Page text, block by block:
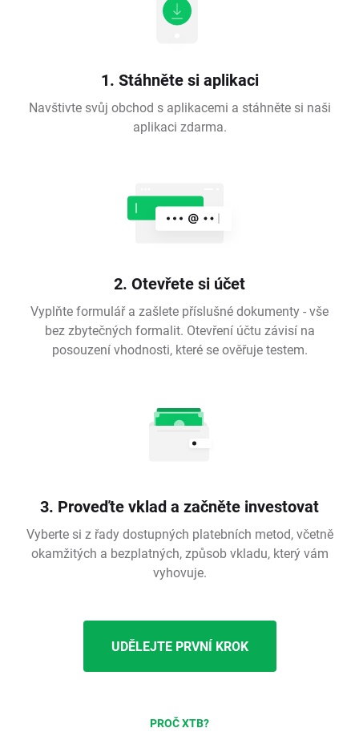
1. Stáhněte si aplikaci
Navštivte svůj obchod s aplikacemi a stáhněte si naši
aplikaci zdarma.
2. Otevřete si účet
Vyplňte formulář a zašlete příslušné dokumenty - vše
bez zbytečných formalit. Otevření účtu závisí na
posouzení vhodnosti, které se ověřuje testem.
3. Proveďte vklad a začněte investovat
Vyberte si z řady dostupných platebních metod, včetně
okamžitých a bezplatných, způsob vkladu, který vám
vyhovuje.
UDĚLEJTE PRVNÍ KROK
PROČ XTB?